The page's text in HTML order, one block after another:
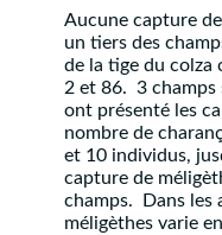
Aucune capture
un tiers des
de la tige du colza
2 et 86. 3 champs
ont présenté les
nombre de
et 10 individus,
capture de
champs. Dans les
méligèthes varie